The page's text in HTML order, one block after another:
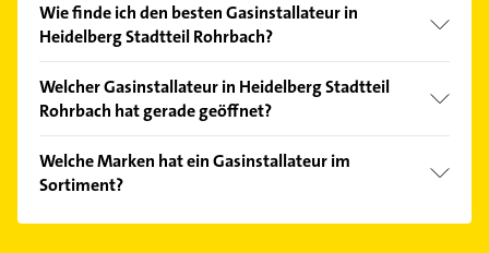
Wie finde ich den besten Gasinstallateur in
Heidelberg Stadtteil Rohrbach?
Kundenmeinungen und profitieren Sie von den
Empfehlungen. Die Suchergebnisse können Sie sich
Welcher Gasinstallateur in Heidelberg Stadtteil
Rohrbach hat gerade geöffnet?
Bitte beachten Sie, dass diese an Sonn- und
Feiertagen abweichen können.
Welche Marken hat ein Gasinstallateur im
Sortiment?
Der Gasinstallateur verkauft Marken wie Geberit,